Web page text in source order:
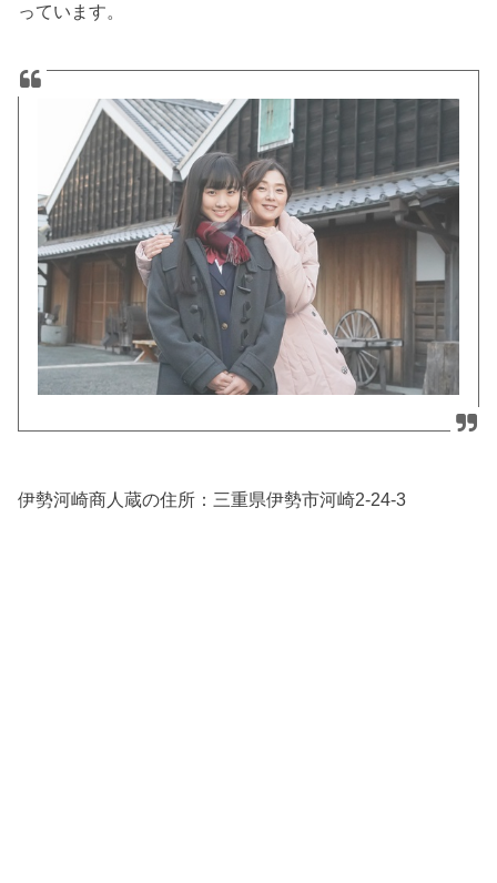
っています。
伊勢河崎商人蔵の住所：三重県伊勢市河崎2-24-3